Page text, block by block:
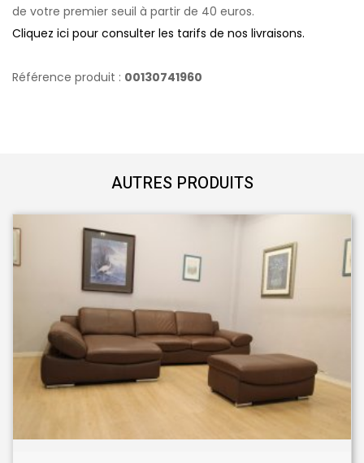
de votre premier seuil à partir de 40 euros.
Cliquez ici pour consulter les tarifs de nos livraisons.
Référence produit : 00130741960
AUTRES PRODUITS